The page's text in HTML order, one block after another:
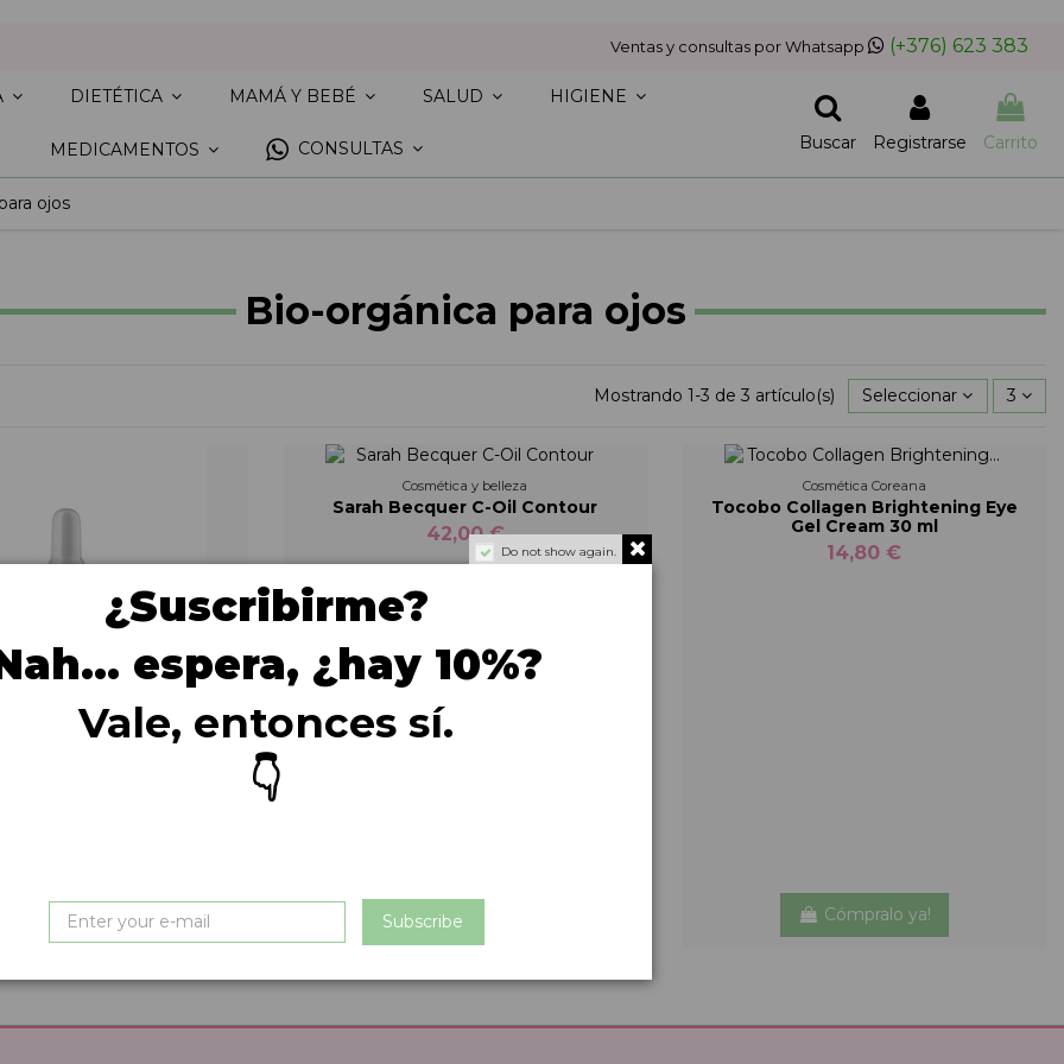
Ventas y consultas por Whatsapp (+376) 623 383
DIETÉTICA MAMÁ Y BEBÉ SALUD HIGIENE
MEDICAMENTOS CONSULTAS Buscar Registrarse Carrito
ojos
Bio-orgánica para ojos
Mostrando 1-3 de 3 artículo(s) Seleccionar 3
Cómpralo ya!
Cosmética y belleza
Sarah Becquer C-Oil Contour
42,00 €
Cómpralo ya!
Cosmética Coreana
Tocobo Collagen Brightening Eye
Gel Cream 30 ml
14,80 €
Cómpralo ya!
Do not show again.
¿Suscribirme?
espera, ¿hay 10%?
Vale, entonces sí.
👇
Subscribe